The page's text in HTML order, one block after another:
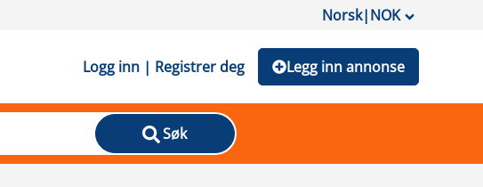
Norsk|NOK
Logg inn | Registrer deg Legg inn annonse
Søk